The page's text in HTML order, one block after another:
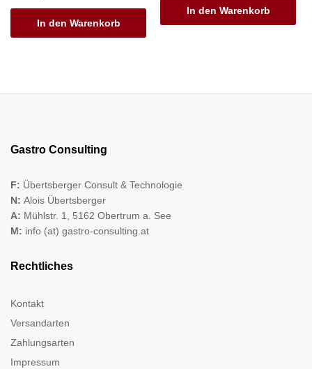
In den Warenkorb
In den Warenkorb
Gastro Consulting
F: Übertsberger Consult & Technologie
N: Alois Übertsberger
A: Mühlstr. 1, 5162 Obertrum a. See
M: info (at) gastro-consulting.at
Rechtliches
Kontakt
Versandarten
Zahlungsarten
Impressum